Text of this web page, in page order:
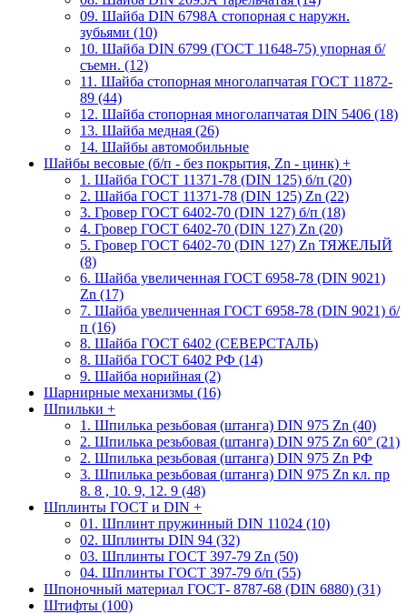
09. Шайба DIN 6798А стопорная с наружн.
зубьями (10)
10. Шайба DIN 6799 (ГОСТ 11648-75) упорная б/
съемн. (12)
11. Шайба стопорная многолапчатая ГОСТ 11872-
89 (44)
12. Шайба стопорная многолапчатая DIN 5406 (18)
13. Шайба медная (26)
14. Шайбы автомобильные
Шайбы весовые (б/п - без покрытия, Zn - цинк) +
1. Шайба ГОСТ 11371-78 (DIN 125) б/п (20)
2. Шайба ГОСТ 11371-78 (DIN 125) Zn (22)
3. Гровер ГОСТ 6402-70 (DIN 127) б/п (18)
4. Гровер ГОСТ 6402-70 (DIN 127) Zn (20)
5. Гровер ГОСТ 6402-70 (DIN 127) Zn ТЯЖЕЛЫЙ
(8)
6. Шайба увеличенная ГОСТ 6958-78 (DIN 9021)
Zn (17)
7. Шайба увеличенная ГОСТ 6958-78 (DIN 9021) б/
п (16)
8. Шайба ГОСТ 6402 (СЕВЕРСТАЛЬ)
8. Шайба ГОСТ 6402 РФ (14)
9. Шайба норийная (2)
Шарнирные механизмы (16)
Шпильки +
1. Шпилька резьбовая (штанга) DIN 975 Zn (40)
2. Шпилька резьбовая (штанга) DIN 975 Zn 60° (21)
2. Шпилька резьбовая (штанга) DIN 975 Zn РФ
3. Шпилька резьбовая (штанга) DIN 975 Zn кл. пр
8. 8 , 10. 9, 12. 9 (48)
Шплинты ГОСТ и DIN +
01. Шплинт пружинный DIN 11024 (10)
02. Шплинты DIN 94 (32)
03. Шплинты ГОСТ 397-79 Zn (50)
04. Шплинты ГОСТ 397-79 б/п (55)
Шпоночный материал ГОСТ- 8787-68 (DIN 6880) (31)
Штифты (100)